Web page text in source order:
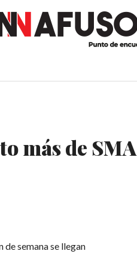
más de SMA
semana se llegan